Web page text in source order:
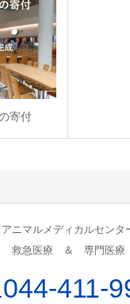
寄付
アニマルメディカルセンタ
救急医療 ＆ 専門医療
044-411-